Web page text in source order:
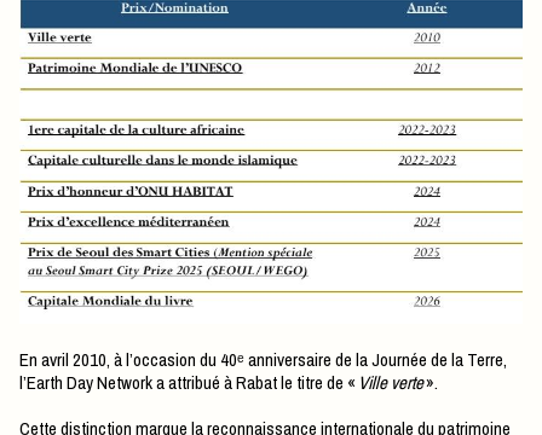
En avril 2010, à l’occasion du 40ᵉ anniversaire de la Journée de la Terre,
l’Earth Day Network a attribué à Rabat le titre de « Ville verte».
Cette distinction marque la reconnaissance internationale du patrimoine